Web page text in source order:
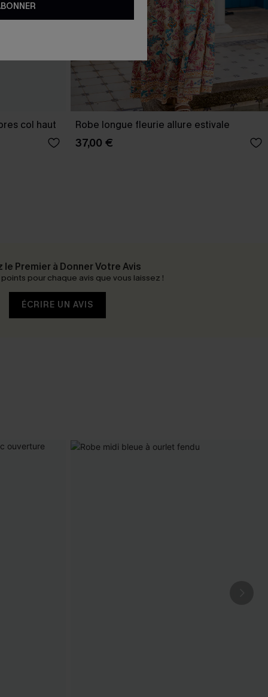
col haut Robe longue fleurie allure estivale
37,00 €
le Premier à Donner Votre Avis
pour chaque avis que vous laissez !
ÉCRIRE UN AVIS